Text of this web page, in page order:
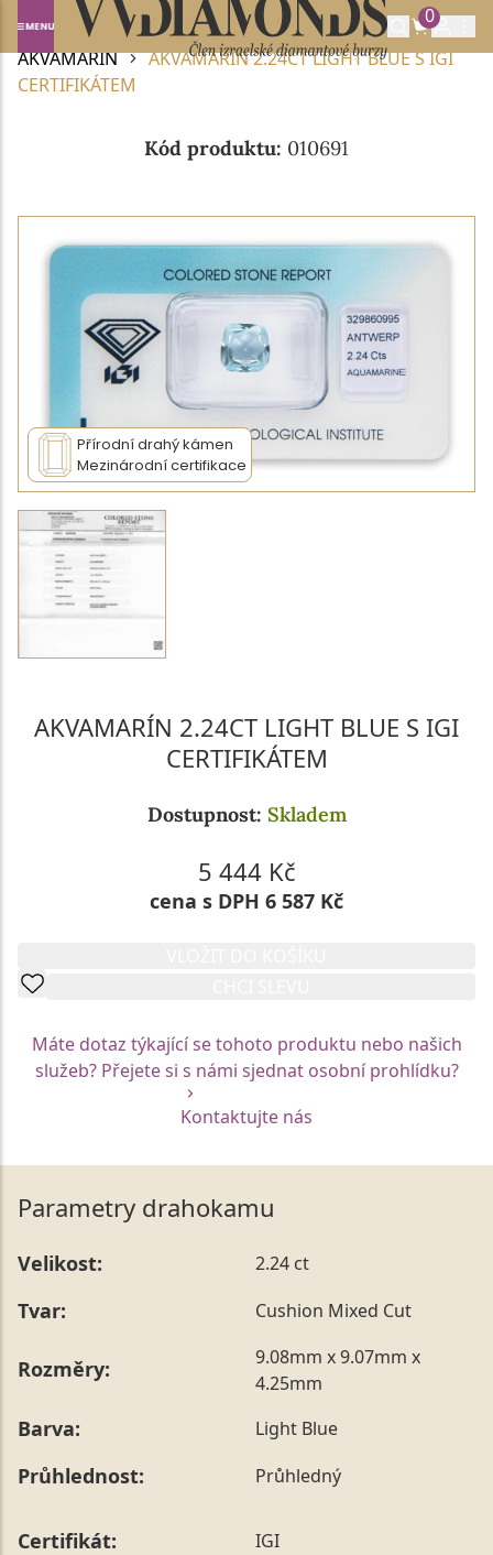
0
Domů
DRAHOKAMY A POLODRAHOKAMY
AKVAMARÍN
AKVAMARÍN 2.24CT LIGHT BLUE S IGI
CERTIFIKÁTEM
Kód produktu: 010691
Přírodní drahý kámen
Mezinárodní certifikace
AKVAMARÍN 2.24CT LIGHT BLUE S IGI
CERTIFIKÁTEM
Dostupnost: Skladem
5 444 Kč
cena s DPH 6 587 Kč
Máte dotaz týkající se tohoto produktu nebo našich
služeb? Přejete si s námi sjednat osobní prohlídku?
Kontaktujte nás
Parametry drahokamu
Velikost: 2.24 ct
Tvar: Cushion Mixed Cut
Rozměry:
9.08mm x 9.07mm x
4.25mm
Barva: Light Blue
Průhlednost: Průhledný
Certifikát: IGI